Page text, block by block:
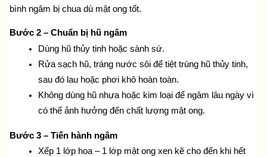
bình ngâm bị chua dù mật ong tốt.
Bước 2 – Chuẩn bị hũ ngâm
Dùng hũ thủy tinh hoặc sành sứ.
Rửa sạch hũ, tráng nước sôi để tiệt trùng hũ thủy tinh,
sau đó lau hoặc phơi khô hoàn toàn.
Không dùng hũ nhựa hoặc kim loại để ngâm lâu ngày vì
có thể ảnh hưởng đến chất lượng mật ong.
Bước 3 – Tiến hành ngâm
Xếp 1 lớp hoa – 1 lớp mật ong xen kẽ cho đến khi hết